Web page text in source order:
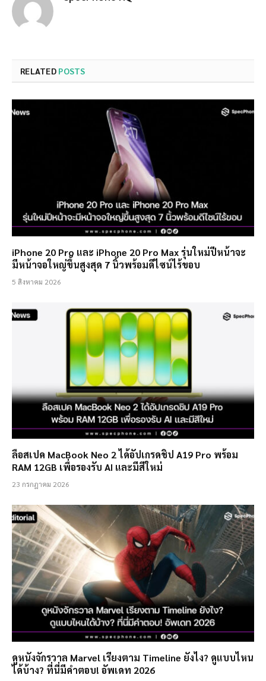
RELATED POSTS
iPhone 20 Pro และ iPhone 20 Pro Max รุ่นใหม่ปีหน้าจะ
มีหน้าจอใหญ่ขึ้นสูงสุด 7 นิ้วพร้อมดีไซน์ไร้ขอบ
5 สิงหาคม 2026
ลือสเปค MacBook Neo 2 ได้อัปเกรดชิป A19 Pro พร้อม
RAM 12GB เพื่อรองรับ AI และมีสีใหม่
23 กรกฎาคม 2026
ดูหนังจักรวาล Marvel เรียงตาม Timeline ยังไง? ดูแบบไหน
ได้บ้าง? ที่นี่มีคำตอบ! อัพเดท 2026